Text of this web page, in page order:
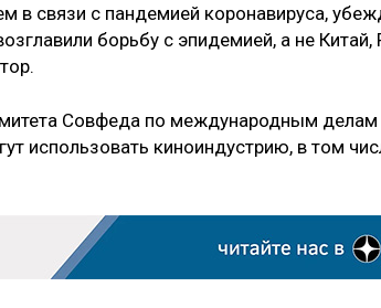
связи с пандемией коронавируса,
борьбу с эпидемией, а не Китай,
Совфеда по международным
использовать киноиндустрию, в том